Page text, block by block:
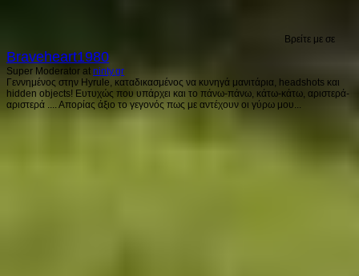
Βρείτε με σε
Braveheart1980
Super Moderator at ninty.gr
Γεννημένος στην Hyrule, καταδικασμένος να κυνηγά μανιτάρια, headshots και
hidden objects! Ευτυχώς που υπάρχει και το πάνω-πάνω, κάτω-κάτω, αριστερά-
αριστερά .... Απορίας άξιο το γεγονός πως με αντέχουν οι γύρω μου...